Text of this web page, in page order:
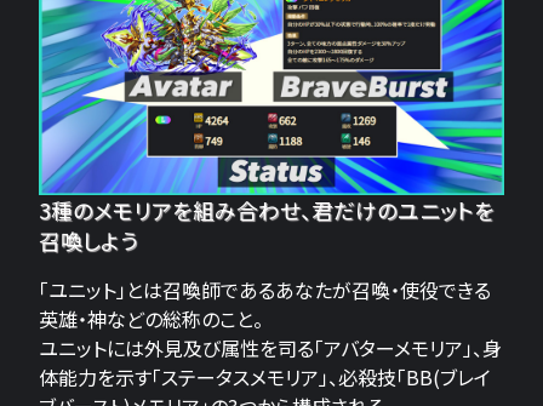
3種のメモリアを組み合わせ、君だけのユニットを
召喚しよう
「ユニット」とは召喚師であるあなたが召喚・使役できる
英雄・神などの総称のこと。
ユニットには外見及び属性を司る「アバターメモリア」、身
体能力を示す「ステータスメモリア」、必殺技「BB(ブレイ